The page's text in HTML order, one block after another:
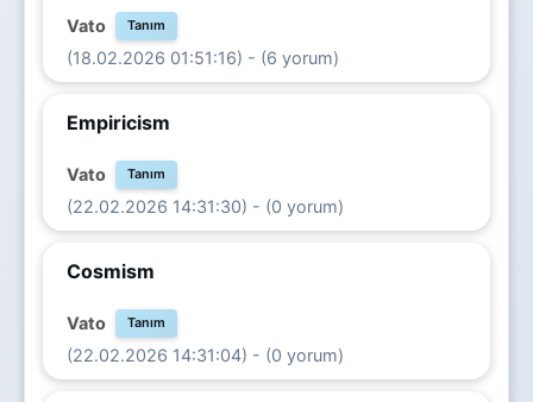
Vato Tanım
(18.02.2026 01:51:16) - (6 yorum)
Empiricism
Vato Tanım
(22.02.2026 14:31:30) - (0 yorum)
Cosmism
Vato Tanım
(22.02.2026 14:31:04) - (0 yorum)